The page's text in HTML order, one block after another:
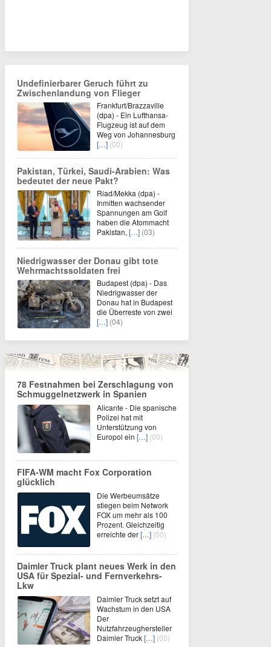
Undefinierbarer Geruch führt zu
Zwischenlandung von Flieger
Frankfurt/Brazzaville
(dpa) - Ein Lufthansa-
Flugzeug ist auf dem
Weg von Johannesburg
[…] (00)
Pakistan, Türkei, Saudi-Arabien: Was
bedeutet der neue Pakt?
Riad/Mekka (dpa) -
Inmitten wachsender
Spannungen am Golf
haben die Atommacht
Pakistan, […] (03)
Niedrigwasser der Donau gibt tote
Wehrmachtssoldaten frei
Budapest (dpa) - Das
Niedrigwasser der
Donau hat in Budapest
die Überreste von zwei
[…] (04)
78 Festnahmen bei Zerschlagung von
Schmuggelnetzwerk in Spanien
Alicante - Die spanische
Polizei hat mit
Unterstützung von
Europol ein […] (00)
FIFA-WM macht Fox Corporation
glücklich
Die Werbeumsätze
stiegen beim Network
FOX um mehr als 100
Prozent. Gleichzeitig
erreichte der[…] (00)
Daimler Truck plant neues Werk in den
USA für Spezial- und Fernverkehrs-
Lkw
Daimler Truck setzt auf
Wachstum in den USA
Der
Nutzfahrzeughersteller
Daimler Truck[…] (00)